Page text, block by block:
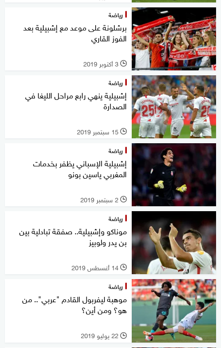
رياضة
برشلونة على موعد مع إشبيلية بعد
الفوز القاري
l 3 أكتوبر 2019
رياضة
إشبيلية ينهي رابع مراحل الليغا في
الصدارة
l 15 سبتمبر 2019
رياضة
إشبيلية الإسباني يظفر بخدمات
المغربي ياسين بونو
l 2 سبتمبر 2019
رياضة
موناكو وإشبيلية.. صفقة تبادلية بين
بن يدر ولوبيز
l 14 أغسطس 2019
رياضة
موهبة ليفربول القادم "عربي".. من
هو؟ ومن أين؟
l 22 يوليو 2019